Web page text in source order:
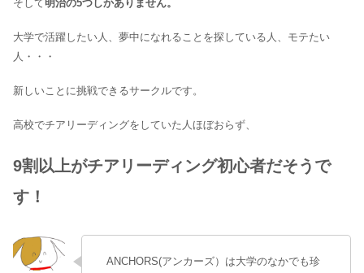
そして明治の5つしかありません。
大学で活躍したい人、夢中になれることを探している人、モテたい
人・・・
新しいことに挑戦できるサークルです。
高校でチアリーディングをしていた人ほぼおらず、
9割以上がチアリーディング初心者だそうで
す！
ANCHORS(アンカーズ）は大学のなかでも珍